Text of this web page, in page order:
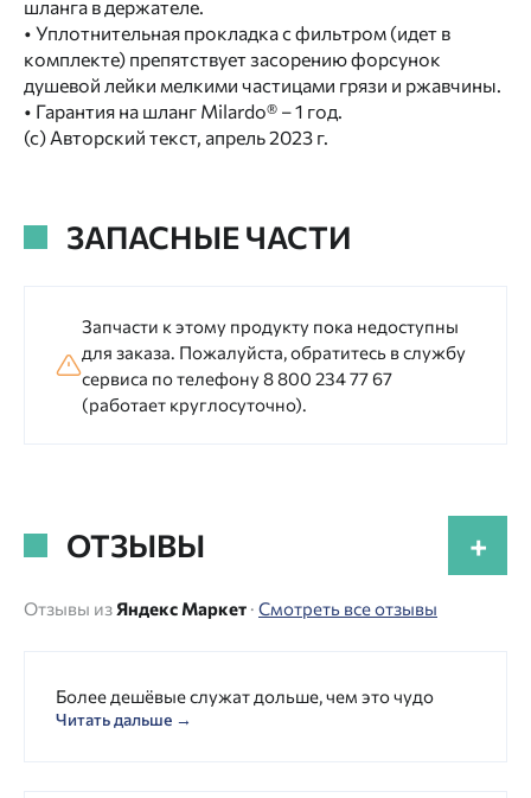
шланга в держателе.
• Уплотнительная прокладка с фильтром (идет в
комплекте) препятствует засорению форсунок
душевой лейки мелкими частицами грязи и ржавчины.
• Гарантия на шланг Milardo® – 1 год.
(с) Авторский текст, апрель 2023 г.
ЗАПАСНЫЕ ЧАСТИ
Запчасти к этому продукту пока недоступны
для заказа. Пожалуйста, обратитесь в службу
сервиса по телефону 8 800 234 77 67
(работает круглосуточно).
ОТЗЫВЫ +
Отзывы из Яндекс Маркет · Смотреть все отзывы
Более дешёвые служат дольше, чем это чудо
Читать дальше →